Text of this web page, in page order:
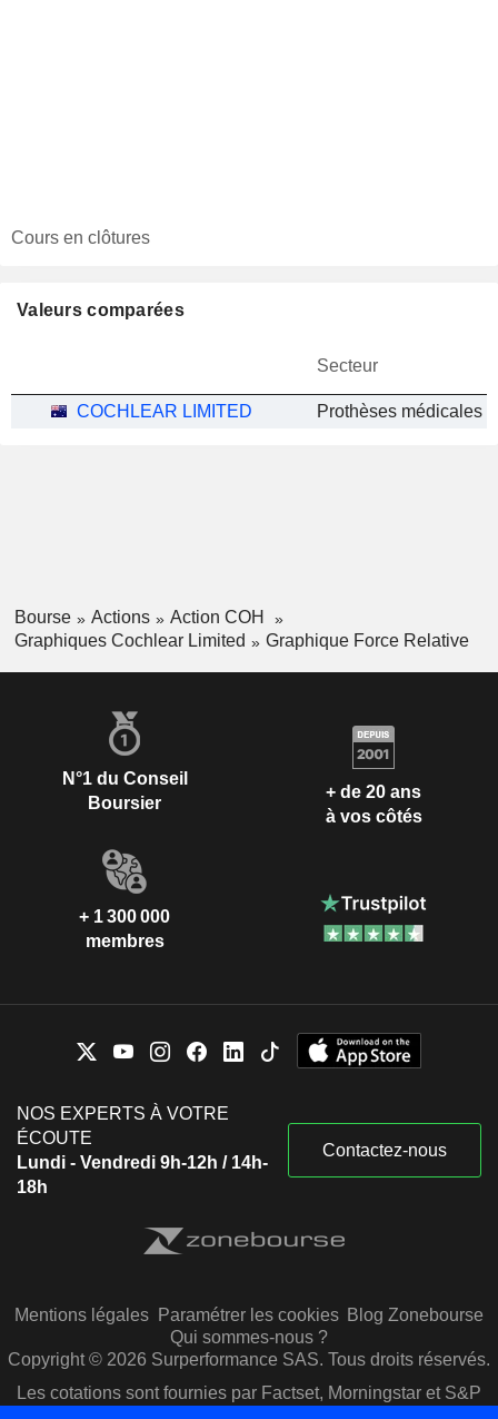
Cours en clôtures
Valeurs comparées
Secteur
COCHLEAR LIMITED Prothèses médicales
Bourse Actions
Action COH
Graphiques Cochlear Limited
Graphique Force Relative
N°1 du Conseil
Boursier
+ de 20 ans
à vos côtés
+ 1 300 000
membres
NOS EXPERTS À VOTRE
ÉCOUTE
Lundi - Vendredi 9h-12h / 14h-
18h
Contactez-nous
Mentions légales Paramétrer les cookies Blog Zonebourse
Qui sommes-nous ?
Copyright © 2026 Surperformance SAS. Tous droits réservés.
Les cotations sont fournies par Factset, Morningstar et S&P